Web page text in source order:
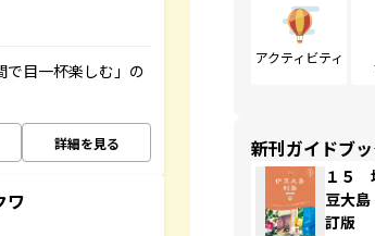
で目一杯楽しむ」の
詳細を見る
ワ
アクティビティ
新刊ガイドブ
１５
豆大
訂版